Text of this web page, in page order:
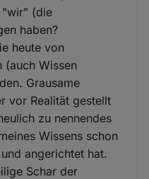
"wir" (die
haben?
heute von
(auch Wissen
Grausame
vor Realität gestellt
zu nennendes
Wissens schon
angerichtet hat.
Schar der